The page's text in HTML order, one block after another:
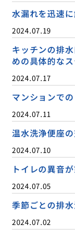
水漏れを迅速
2024.07.19
キッチンの排
めの具体的な
2024.07.17
マンションで
2024.07.11
温水洗浄便座
2024.07.10
トイレの異音
2024.07.05
季節ごとの排
2024.07.02